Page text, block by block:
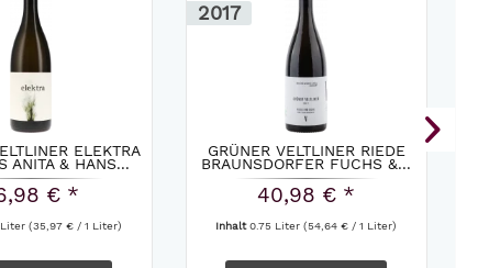
ELEKTRA
ANITA & HANS...
€ *
(35,97 € / 1 Liter)
2017
GRÜNER VELTLINER RIEDE
BRAUNSDORFER FUCHS &...
40,98 € *
Inhalt0.75 Liter(54,64 € / 1 Liter)